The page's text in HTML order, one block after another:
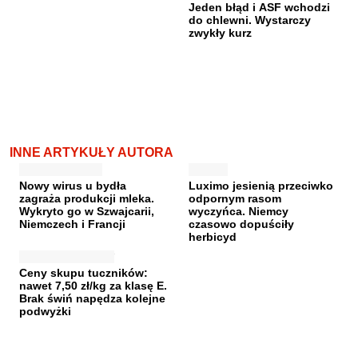
Jeden błąd i ASF wchodzi
do chlewni. Wystarczy
zwykły kurz
INNE ARTYKUŁY AUTORA
Nowy wirus u bydła
zagraża produkcji mleka.
Wykryto go w Szwajcarii,
Niemczech i Francji
Luximo jesienią przeciwko
odpornym rasom
wyczyńca. Niemcy
czasowo dopuściły
herbicyd
Ceny skupu tuczników:
nawet 7,50 zł/kg za klasę E.
Brak świń napędza kolejne
podwyżki